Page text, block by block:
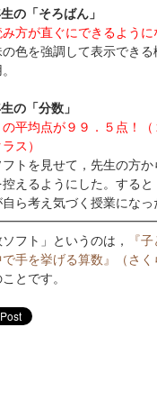
の「そろばん」
方が直ぐにできるように
の色を強調して表示できる
の「分数」
の平均点が９９．５点！（
ス）
トを見せて，先生の方か
えるようにした。すると
自ら考え気づく授業になっ
ソフト」というのは，
『
手を挙げる算数』（さく
とです。